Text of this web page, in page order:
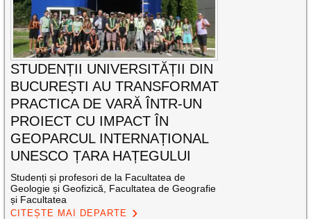
STUDENȚII UNIVERSITĂȚII DIN
BUCUREȘTI AU TRANSFORMAT
PRACTICA DE VARĂ ÎNTR-UN
PROIECT CU IMPACT ÎN
GEOPARCUL INTERNAȚIONAL
UNESCO ȚARA HAȚEGULUI
Studenți și profesori de la Facultatea de
Geologie și Geofizică, Facultatea de Geografie
și Facultatea
CITEȘTE MAI DEPARTE